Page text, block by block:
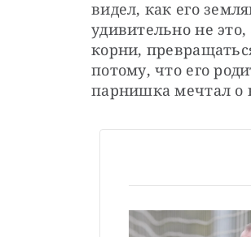
видел, как его
удивительно не
корни,
потому, что его
парнишка мечтал о